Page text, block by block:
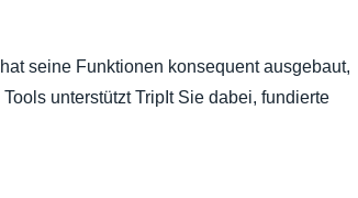
seine Funktionen konsequent ausgebaut,
unterstützt TripIt Sie dabei, fundierte